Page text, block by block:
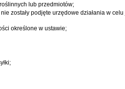
lub przedmiotów;
zostały podjęte urzędowe działania w
określone w ustawie;